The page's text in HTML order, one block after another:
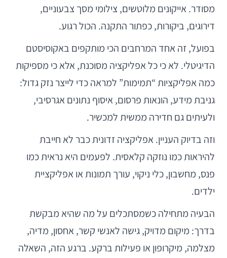
מסודר. אייקונים מלוטשים, צילומי מסך צבעוניים,
דירוגים, ביקורות, כפתור התקנה. הכול רגוע.
בפועל, זה אחד המרחבים הכי מותקפים באקוסיסטם
הדיגיטלי. לא כי כל אפליקציה מסוכנת, אלא כי מספיקות
כמה אפליקציות “תמימות” למראה כדי לייצר נזק גדול:
גניבת מידע, הונאות פרסום, איסוף נתונים אגרסיבי,
ולעיתים גם חדירה ממשית למכשיר.
וזה בדיוק העניין. אפליקציה זדונית כבר לא חייבת
להיראות כמו נוזקה קלאסית. לפעמים היא נראית כמו
פנס, מחשבון, כלי ניקוי, עורך תמונות או אפליקציית
ילדים.
הבעיה מתחילה כשמסתכלים על מה שהיא מבקשת
בדרך: מיקום מדויק, גישה לאנשי קשר, אחסון, מדיה,
מצלמה, מיקרופון או פעילות ברקע. ברגע הזה, השאלה